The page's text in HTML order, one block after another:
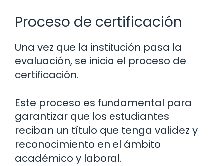
Proceso de certificación
Una vez que la institución pasa la
evaluación, se inicia el proceso de
certificación.
Este proceso es fundamental para
garantizar que los estudiantes
reciban un título que tenga validez y
reconocimiento en el ámbito
académico y laboral.